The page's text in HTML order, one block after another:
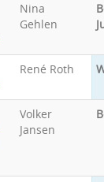
Nina
Gehlen
René Roth
Volker
Jansen